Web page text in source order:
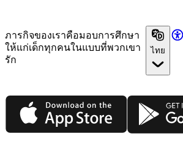
ภารกิจของเราคือมอบการศึกษา
ให้แก่เด็กทุกคนในแบบที่พวกเขา
รัก
ไทย
App Store Google Play